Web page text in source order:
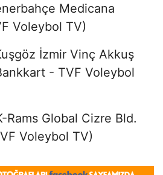
Medicana
Voleybol TV)
İzmir Vinç Akkuş
- TVF Voleybol
Rams Global Cizre Bld.
Voleybol TV)